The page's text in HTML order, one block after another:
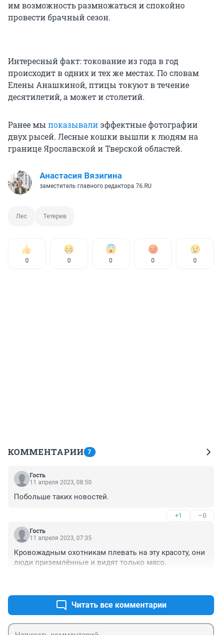
им возможность размножаться и спокойно
провести брачный сезон.
Интересный факт: токование из года в год
происходит в одних и тех же местах. По словам
Елены Анашкиной, птицы токуют в течение
десятилетий, а может и столетий.
Ранее мы показывалиэффектные фотографии
двух рысей. Лесные кошки вышли к людям на
границе Ярославской и Тверской областей.
Анастасия Вязигина
заместитель главного редактора 76.RU
Лес Тетерев
0 0 0 0 0
КОММЕНТАРИИ 7
Гость
11 апреля 2023, 08:50
Побольше таких новостей.
+1 –0
Гость
11 апреля 2023, 07:35
Кровожадным охотникам плевать на эту красоту, они
люди приземлённые и видят только мясо.
Читать все комментарии